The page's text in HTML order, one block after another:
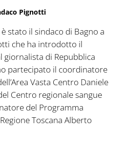
Pignotti
stato il sindaco di Bagno a
che ha introdotto il
di Repubblica
partecipato il coordinatore
Vasta Centro Daniele
Centro regionale sangue
del Programma
Toscana Alberto